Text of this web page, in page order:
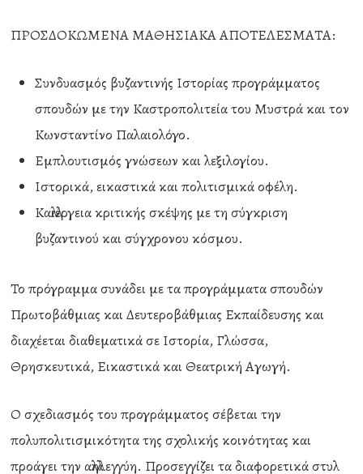
ΠΡΟΣΔΟΚΩΜΕΝΑ ΜΑΘΗΣΙΑΚΑ ΑΠΟΤΕΛΕΣΜΑΤΑ:
Συνδυασμός βυζαντινής Ιστορίας προγράμματος
σπουδών με την Καστροπολιτεία του Μυστρά και τον
Κωνσταντίνο Παλαιολόγο.
Εμπλουτισμός γνώσεων και λεξιλογίου.
Ιστορικά, εικαστικά και πολιτισμικά οφέλη.
Καλλιέργεια κριτικής σκέψης με τη σύγκριση
βυζαντινού και σύγχρονου κόσμου.
Το πρόγραμμα συνάδει με τα προγράμματα σπουδών
Πρωτοβάθμιας και Δευτεροβάθμιας Εκπαίδευσης και
διαχέεται διαθεματικά σε Ιστορία, Γλώσσα,
Θρησκευτικά, Εικαστικά και Θεατρική Αγωγή.
Ο σχεδιασμός του προγράμματος σέβεται την
πολυπολιτισμικότητα της σχολικής κοινότητας και
προάγει την αλληλεγγύη. Προσεγγίζει τα διαφορετικά στυλ